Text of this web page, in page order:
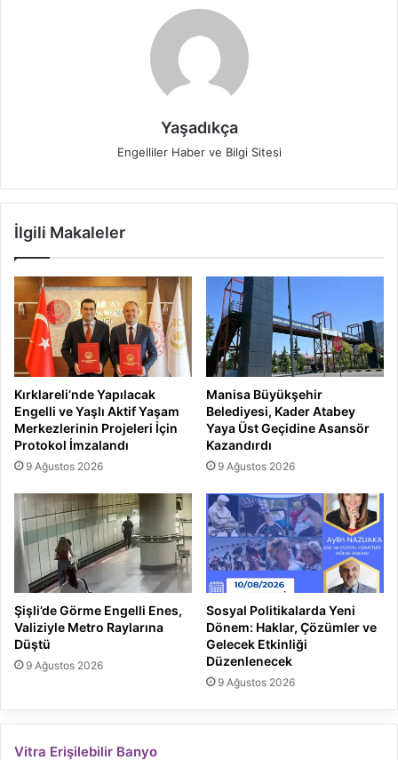
Yaşadıkça
Engelliler Haber ve Bilgi Sitesi
İlgili Makaleler
Kırklareli’nde Yapılacak
Engelli ve Yaşlı Aktif Yaşam
Merkezlerinin Projeleri İçin
Protokol İmzalandı
9 Ağustos 2026
Manisa Büyükşehir
Belediyesi, Kader Atabey
Yaya Üst Geçidine Asansör
Kazandırdı
9 Ağustos 2026
Şişli’de Görme Engelli Enes,
Valiziyle Metro Raylarına
Düştü
9 Ağustos 2026
Sosyal Politikalarda Yeni
Dönem: Haklar, Çözümler ve
Gelecek Etkinliği
Düzenlenecek
9 Ağustos 2026
Vitra Erişilebilir Banyo